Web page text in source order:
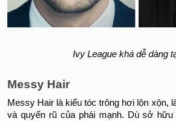
Ivy League khá dễ dàng
Messy Hair
Messy Hair là kiểu tóc trông hơi lộn xộn,
và quyến rũ của phái mạnh. Dù sở hữu